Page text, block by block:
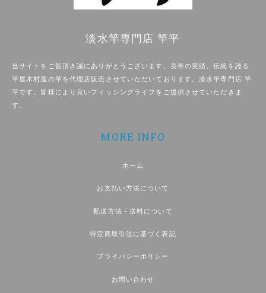
淡水竿専門店 竿平
当サイトをご覧頂き誠にありがとうございます。長年の実績、伝統を誇る
竿屋木村屋の竿を代理店販売させていただいております。淡水竿専門店 竿
平です。皆様により良いフィッシングライフをご提供させていただきま
す。
MORE INFO
ホーム
お支払い方法について
配送方法・送料について
特定商取引法に基づく表記
プライバシーポリシー
お問い合わせ